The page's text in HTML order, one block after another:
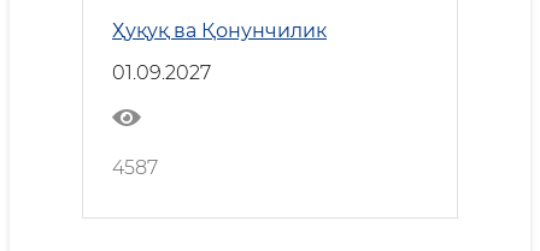
Ҳуқуқ ва Қонунчилик
01.09.2027
4587